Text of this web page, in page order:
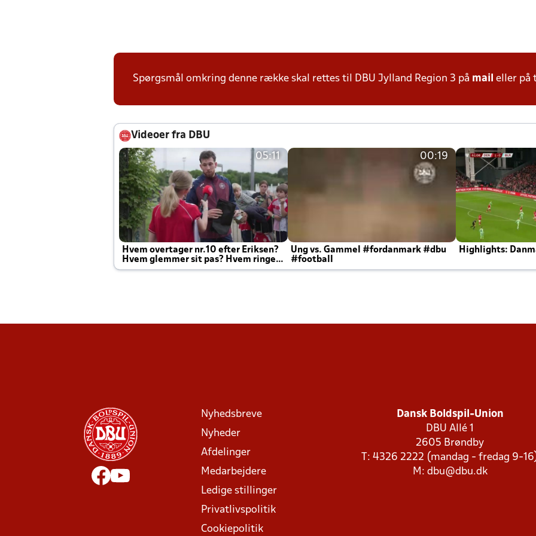
Spørgsmål omkring denne række skal rettes til DBU Jylland Region 3 på mail eller på
Videoer fra DBU
05:11
Hvem overtager nr.10 efter Eriksen?
Hvem glemmer sit pas? Hvem ringer
Joachim altid til efter kampe?
00:19
Ung vs. Gammel #fordanmark #dbu
#football
Highlights:
Nyhedsbreve
Nyheder
Afdelinger
Medarbejdere
Ledige stillinger
Privatlivspolitik
Cookiepolitik
Dansk Boldspil-Union
DBU Allé 1
2605 Brøndby
T: 4326 2222 (mandag - fredag 9-
M: dbu@dbu.dk